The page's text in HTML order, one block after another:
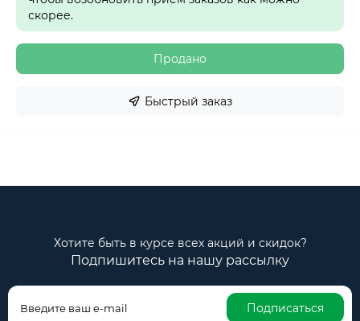
скорее.
Продано
Быстрый заказ
Хотите быть в курсе всех акций и скидок?
Подпишитесь на нашу рассылку
Подписаться